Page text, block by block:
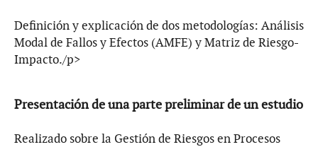
Definición y explicación de dos metodologías: Análisis
Modal de Fallos y Efectos (AMFE) y Matriz de Riesgo-
Impacto./p>
Presentación de una parte preliminar de un estudio
Realizado sobre la Gestión de Riesgos en Procesos